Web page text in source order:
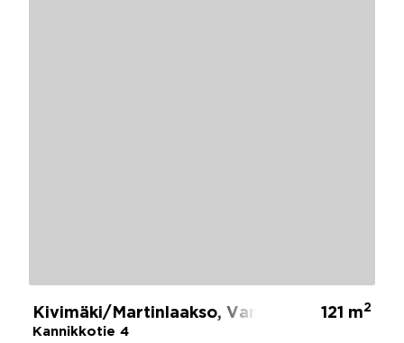
Kivimäki/Martinlaakso, Vantaa
Kannikkotie 4
121 m2